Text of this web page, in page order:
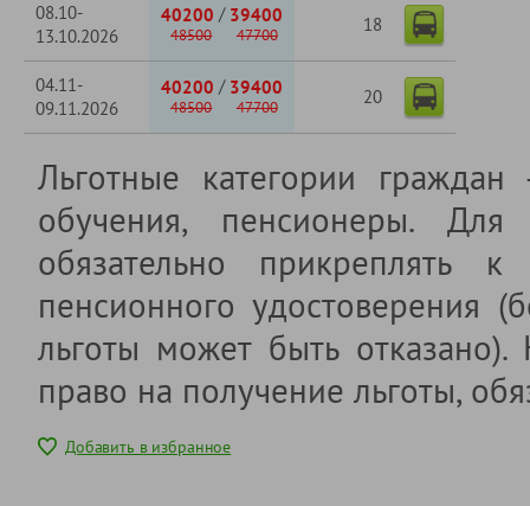
08.10-
13.10.2026
40200 / 39400
48500 47700
18
04.11-
09.11.2026
40200 / 39400
48500 47700
20
Льготные категории
обучения, пенсионеры. Для
обязательно прикреплять
пенсионного удостоверения
льготы может быть
право на получение льготы,
Добавить в избранное